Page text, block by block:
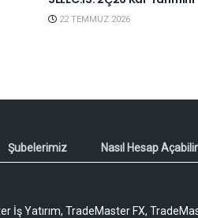
22 TEMMUZ 2026
Şubelerimiz Nasıl Hesap
Yatırım, TradeMaster FX,